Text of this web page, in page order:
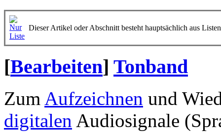
Dieser Artikel oder Abschnitt besteht hauptsächlich aus
[Bearbeiten] Tonband
Zum Aufzeichnen und
digitalen Audiosignale